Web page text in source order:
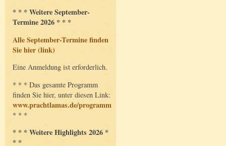
* * * Weitere September-
Termine 2026 * * *
Alle September-Termine finden
Sie hier (link)
Eine Anmeldung ist erforderlich.
* * * Das gesamte Programm
finden Sie hier, unter diesen Link:
www.prachtlamas.de/programm
* * *
* * * Weitere Highlights 2026 *
* *